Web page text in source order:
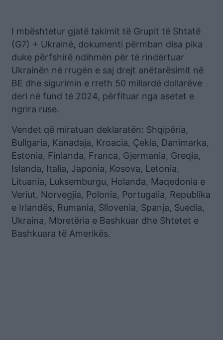
I mbështetur gjatë takimit të Grupit të Shtatë
(G7) + Ukrainë, dokumenti përmban disa pika
duke përfshirë ndihmën për të rindërtuar
Ukrainën në rrugën e saj drejt anëtarësimit në
BE dhe sigurimin e rreth 50 miliardë dollarëve
deri në fund të 2024, përfituar nga asetet e
ngrira ruse.
Vendet që miratuan deklaratën: Shqipëria,
Bullgaria, Kanadaja, Kroacia, Çekia, Danimarka,
Estonia, Finlanda, Franca, Gjermania, Greqia,
Islanda, Italia, Japonia, Kosova, Letonia,
Lituania, Luksemburgu, Holanda, Maqedonia e
Veriut, Norvegjia, Polonia, Portugalia, Republika
e Irlandës, Rumania, Sllovenia, Spanja, Suedia,
Ukraina, Mbretëria e Bashkuar dhe Shtetet e
Bashkuara të Amerikës.